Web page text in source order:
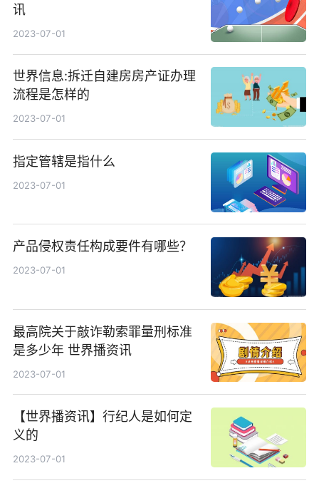
讯
2023-07-01
世界信息:拆迁自建房房产证办理
流程是怎样的
2023-07-01
指定管辖是指什么
2023-07-01
产品侵权责任构成要件有哪些？
2023-07-01
最高院关于敲诈勒索罪量刑标准
是多少年 世界播资讯
2023-07-01
【世界播资讯】行纪人是如何定
义的
2023-07-01